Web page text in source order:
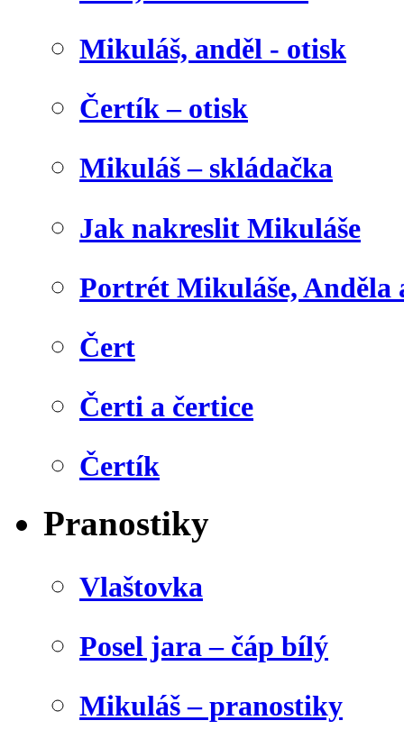
Mikuláš, anděl - otisk
Čertík – otisk
Mikuláš – skládačka
Jak nakreslit Mikuláše
Portrét Mikuláše, Anděla
Čert
Čerti a čertice
Čertík
Pranostiky
Vlaštovka
Posel jara – čáp bílý
Mikuláš – pranostiky